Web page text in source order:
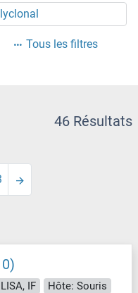
Tous les filtres
46 Résultats
IF
Hôte: Souris